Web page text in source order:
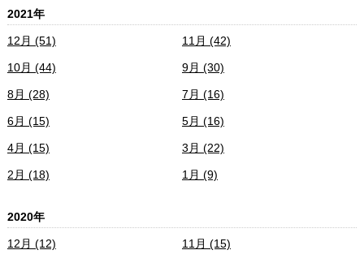
2021年
12月 (51) 11月 (42)
10月 (44) 9月 (30)
8月 (28) 7月 (16)
6月 (15) 5月 (16)
4月 (15) 3月 (22)
2月 (18) 1月 (9)
2020年
12月 (12) 11月 (15)